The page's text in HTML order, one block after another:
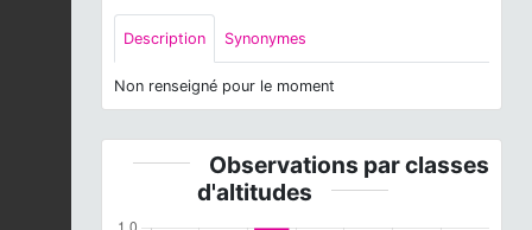
Description Synonymes
Non renseigné pour le moment
Observations par classes
d'altitudes